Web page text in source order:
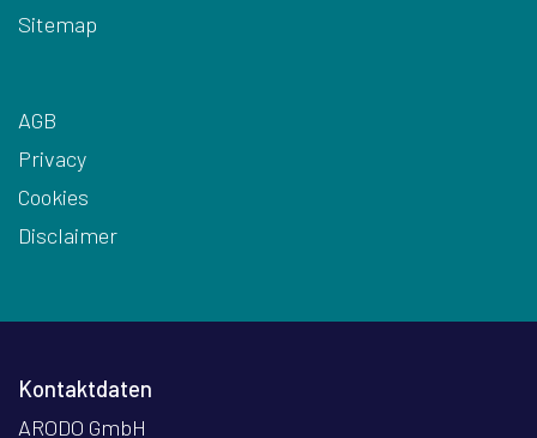
Sitemap
AGB
Privacy
Cookies
Disclaimer
Kontaktdaten
ARODO GmbH